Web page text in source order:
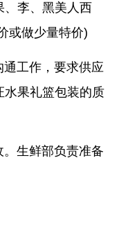
、李、黑美人西
或做少量特价)
工作，要求供应
水果礼篮包装的质
生鲜部负责准备